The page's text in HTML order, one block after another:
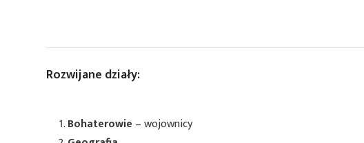
Rozwijane działy:
Bohaterowie – wojownicy